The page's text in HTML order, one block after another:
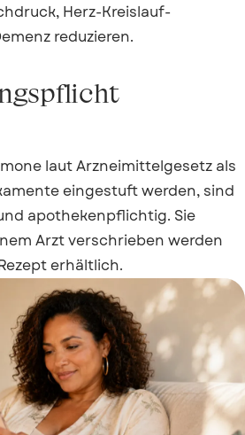
Herz-Kreislauf-
reduzieren.
laut Arzneimittelgesetz als
eingestuft werden, sind
apothekenpflichtig. Sie
Arzt verschrieben werden
erhältlich.